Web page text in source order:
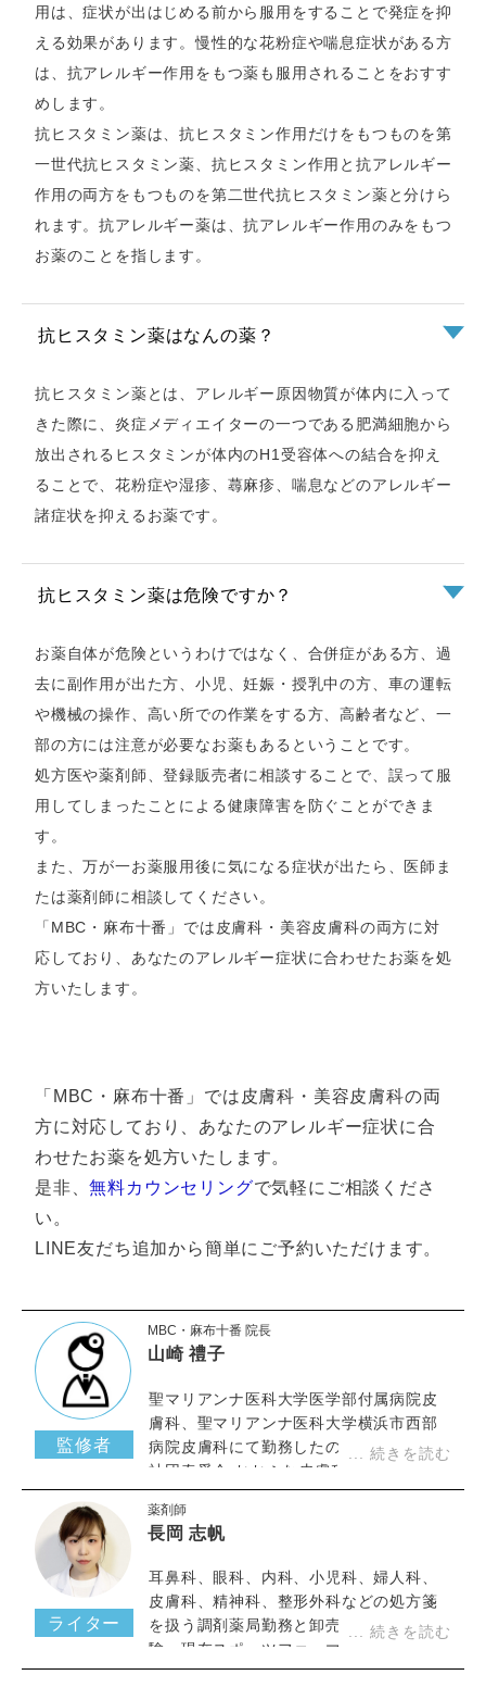
用は、症状が出はじめる前から服用をすることで発症を抑
える効果があります。慢性的な花粉症や喘息症状がある方
は、抗アレルギー作用をもつ薬も服用されることをおすす
めします。
抗ヒスタミン薬は、抗ヒスタミン作用だけをもつものを第
一世代抗ヒスタミン薬、抗ヒスタミン作用と抗アレルギー
作用の両方をもつものを第二世代抗ヒスタミン薬と分けら
れます。抗アレルギー薬は、抗アレルギー作用のみをもつ
お薬のことを指します。
抗ヒスタミン薬はなんの薬？
抗ヒスタミン薬とは、アレルギー原因物質が体内に入って
きた際に、炎症メディエイターの一つである肥満細胞から
放出されるヒスタミンが体内のH1受容体への結合を抑え
ることで、花粉症や湿疹、蕁麻疹、喘息などのアレルギー
諸症状を抑えるお薬です。
抗ヒスタミン薬は危険ですか？
お薬自体が危険というわけではなく、合併症がある方、過
去に副作用が出た方、小児、妊娠・授乳中の方、車の運転
や機械の操作、高い所での作業をする方、高齢者など、一
部の方には注意が必要なお薬もあるということです。
処方医や薬剤師、登録販売者に相談することで、誤って服
用してしまったことによる健康障害を防ぐことができま
す。
また、万が一お薬服用後に気になる症状が出たら、医師ま
たは薬剤師に相談してください。
「MBC・麻布十番」では皮膚科・美容皮膚科の両方に対
応しており、あなたのアレルギー症状に合わせたお薬を処
方いたします。
「MBC・麻布十番」では皮膚科・美容皮膚科の両
方に対応しており、あなたのアレルギー症状に合
わせたお薬を処方いたします。
是非、無料カウンセリングで気軽にご相談くださ
い。
LINE友だち追加から簡単にご予約いただけます。
MBC・麻布十番 院長
山崎 禮子
監修者
聖マリアンナ医科大学医学部付属病院皮
膚科、聖マリアンナ医科大学横浜市西部
病院皮膚科にて勤務したのち、医療法人
社団奏愛会 おおふな皮膚科など皮膚科ク
リニックにて研鑽を重ね当クリニックに
て勤務。
薬剤師
長岡 志帆
ライター
耳鼻科、眼科、内科、小児科、婦人科、
皮膚科、精神科、整形外科などの処方箋
を扱う調剤薬局勤務と卸売販売業を経
験。現在スポーツファーマシスト、ライ
ターとしても活動している。健康食品管